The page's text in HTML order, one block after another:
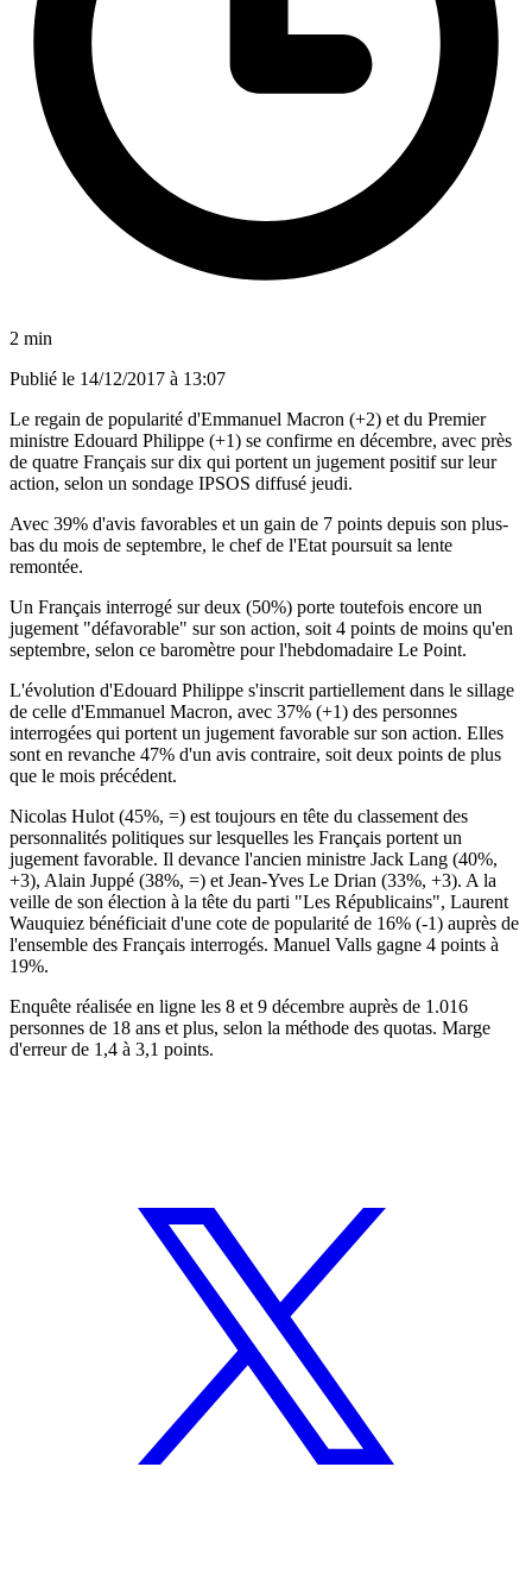
2 min
Publié le 14/12/2017 à 13:07
Le regain de popularité d'Emmanuel Macron (+2) et du Premier
ministre Edouard Philippe (+1) se confirme en décembre, avec près
de quatre Français sur dix qui portent un jugement positif sur leur
action, selon un sondage IPSOS diffusé jeudi.
Avec 39% d'avis favorables et un gain de 7 points depuis son plus-
bas du mois de septembre, le chef de l'Etat poursuit sa lente
remontée.
Un Français interrogé sur deux (50%) porte toutefois encore un
jugement "défavorable" sur son action, soit 4 points de moins qu'en
septembre, selon ce baromètre pour l'hebdomadaire Le Point.
L'évolution d'Edouard Philippe s'inscrit partiellement dans le sillage
de celle d'Emmanuel Macron, avec 37% (+1) des personnes
interrogées qui portent un jugement favorable sur son action. Elles
sont en revanche 47% d'un avis contraire, soit deux points de plus
que le mois précédent.
Nicolas Hulot (45%, =) est toujours en tête du classement des
personnalités politiques sur lesquelles les Français portent un
jugement favorable. Il devance l'ancien ministre Jack Lang (40%,
+3), Alain Juppé (38%, =) et Jean-Yves Le Drian (33%, +3). A la
veille de son élection à la tête du parti "Les Républicains", Laurent
Wauquiez bénéficiait d'une cote de popularité de 16% (-1) auprès de
l'ensemble des Français interrogés. Manuel Valls gagne 4 points à
19%.
Enquête réalisée en ligne les 8 et 9 décembre auprès de 1.016
personnes de 18 ans et plus, selon la méthode des quotas. Marge
d'erreur de 1,4 à 3,1 points.